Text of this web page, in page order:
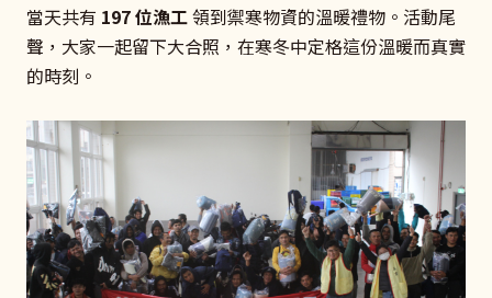
當天共有 197 位漁工領到禦寒物資的溫暖禮物。活動尾
聲，大家一起留下大合照，在寒冬中定格這份溫暖而真實
的時刻。